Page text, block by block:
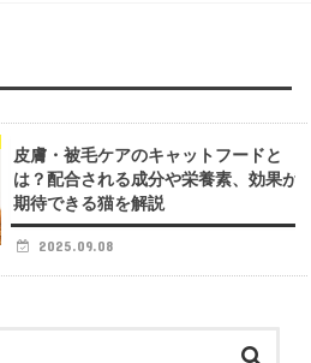
皮膚・被毛ケアのキャットフードと
は？配合される成分や栄養素、効果が
期待できる猫を解説
2025.09.08